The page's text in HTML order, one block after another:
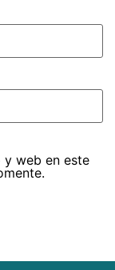
y web en este